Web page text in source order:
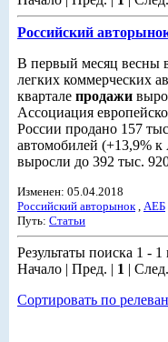
Российский
В первый месяц весны
легких коммерческих
квартале продажи
Ассоциация
России продано 157
автомобилей (+13,9%
выросли до 392 тыс.
Изменен: 05.04.2018
Российский авторынок, АЕБ
Путь: Статьи
Результаты поиска 1 - 1
Начало | Пред. | 1 |
Сортировать по